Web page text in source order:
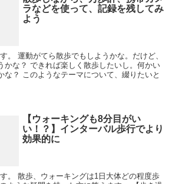
ラなどを使って、記録を残してみ
よう
。 運動がてら散歩でもしようかな。だけど、
かな？ できれば楽しく散歩したいし。何かい
な？ このようなテーマについて、綴りたいと
【ウォーキングも8分目がい
い！？】インターバル歩行でより
効果的に
。 散歩、ウォーキングは1日大体どの程度歩